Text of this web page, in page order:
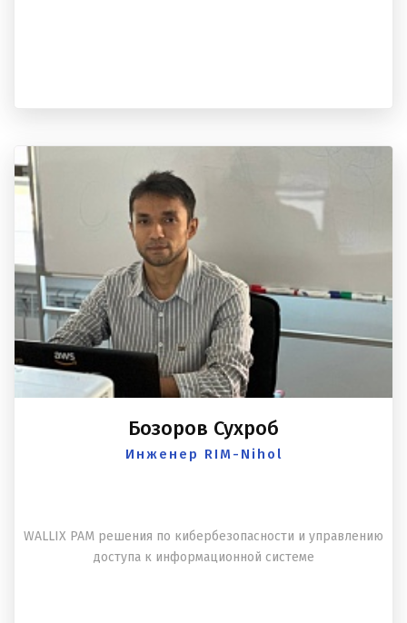
Бозоров Сухроб
Инженер RIM-Nihol
WALLIX PAM решения по кибербезопасности и управлению
доступа к информационной системе